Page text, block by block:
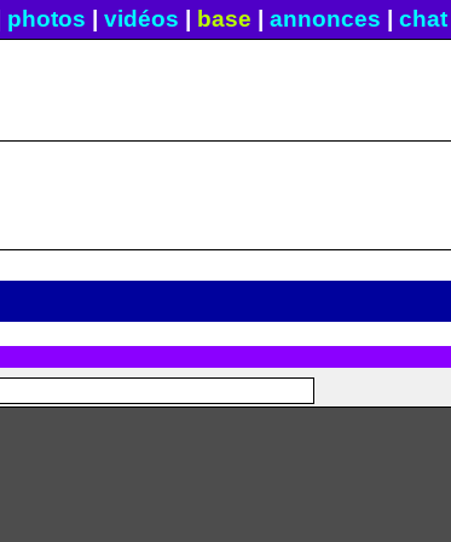
photos vidéos base annonces chat|